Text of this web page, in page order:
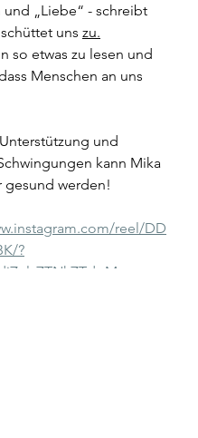
und „Liebe“ - schreibt
uns zu.
so etwas zu lesen und
Menschen an uns
und
kann Mika
gesund werden!
reel/DD
?